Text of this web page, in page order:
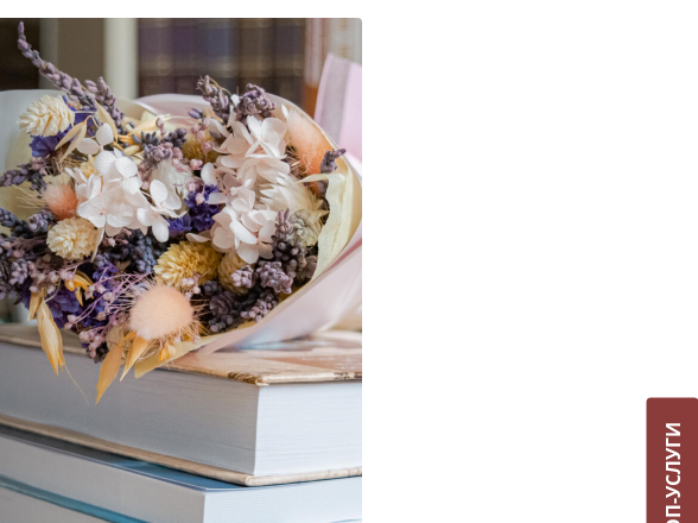
ТОП-УСЛУГИ